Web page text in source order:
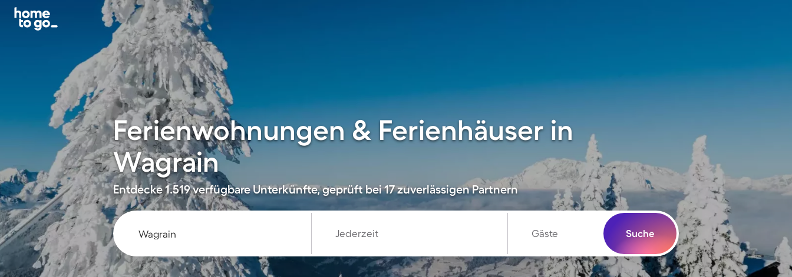
Ferienwohnungen & Ferienhäuser in
Wagrain
Entdecke 1.519 verfügbare Unterkünfte, geprüft bei 17 zuverlässigen Partnern
Jederzeit Gäste Suche